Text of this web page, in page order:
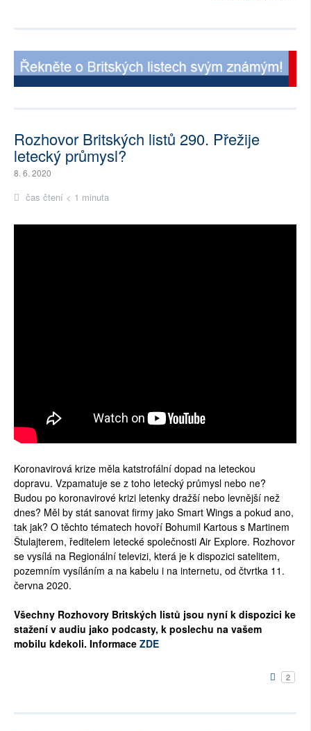
Rozhovor Britských listů 290. Přežije
letecký průmysl?
8. 6. 2020
čas čtení < 1 minuta
Koronavirová krize měla katstrofální dopad na leteckou
dopravu. Vzpamatuje se z toho letecký průmysl nebo ne?
Budou po koronavirové krizi letenky dražší nebo levnější než
dnes? Měl by stát sanovat firmy jako Smart Wings a pokud ano,
tak jak? O těchto tématech hovoří Bohumil Kartous s Martinem
Štulajterem, ředitelem letecké společnosti Air Explore. Rozhovor
se vysílá na Regionální televizi, která je k dispozici satelitem,
pozemním vysíláním a na kabelu i na internetu, od čtvrtka 11.
června 2020.
Všechny Rozhovory Britských listů jsou nyní k dispozici ke
stažení v audiu jako podcasty, k poslechu na vašem
mobilu kdekoli. Informace ZDE
2